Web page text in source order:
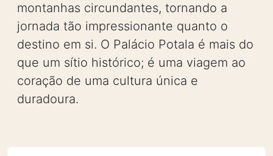
montanhas circundantes, tornando a
jornada tão impressionante quanto o
destino em si. O Palácio Potala é mais do
que um sítio histórico; é uma viagem ao
coração de uma cultura única e
duradoura.